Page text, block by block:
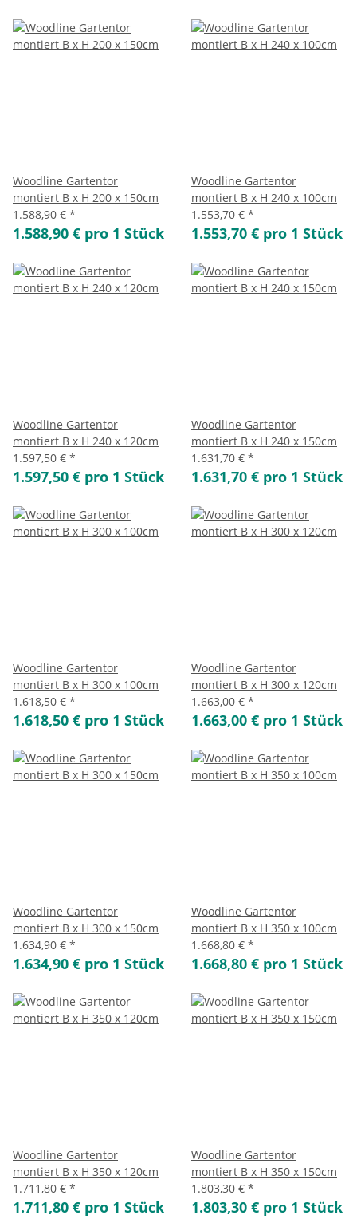
Woodline Gartentor
montiert B x H 200 x 150cm
1.588,90 € *
1.588,90 € pro 1 Stück
Woodline Gartentor
montiert B x H 240 x 100cm
1.553,70 € *
1.553,70 € pro 1 Stück
Woodline Gartentor
montiert B x H 240 x 120cm
1.597,50 € *
1.597,50 € pro 1 Stück
Woodline Gartentor
montiert B x H 240 x 150cm
1.631,70 € *
1.631,70 € pro 1 Stück
Woodline Gartentor
montiert B x H 300 x 100cm
1.618,50 € *
1.618,50 € pro 1 Stück
Woodline Gartentor
montiert B x H 300 x 120cm
1.663,00 € *
1.663,00 € pro 1 Stück
Woodline Gartentor
montiert B x H 300 x 150cm
1.634,90 € *
1.634,90 € pro 1 Stück
Woodline Gartentor
montiert B x H 350 x 100cm
1.668,80 € *
1.668,80 € pro 1 Stück
Woodline Gartentor
montiert B x H 350 x 120cm
1.711,80 € *
1.711,80 € pro 1 Stück
Woodline Gartentor
montiert B x H 350 x 150cm
1.803,30 € *
1.803,30 € pro 1 Stück